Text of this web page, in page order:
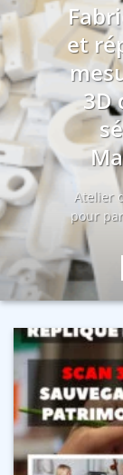
et
3D
Atelier
pour